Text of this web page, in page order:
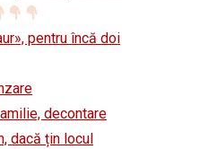
pentru încă doi
decontare
dacă țin locul